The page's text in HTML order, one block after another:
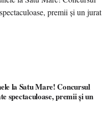
spectaculoase, premii și un